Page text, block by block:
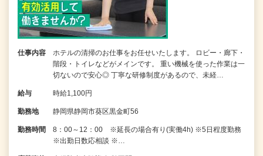
仕事内容
ホテルの清掃のお仕事をお任せいたします。 ロビー・廊下・
階段・トイレなどがメインです。 重い機械を使った作業は一
切ないので安心◎ 丁寧な研修制度があるので、未経…
給与 時給1,100円
勤務地 静岡県静岡市葵区黒金町56
勤務時間
8：00～12：00 ※延長の場合有り(実働4h) ※5日程度勤務
※出勤日数応相談 ※…